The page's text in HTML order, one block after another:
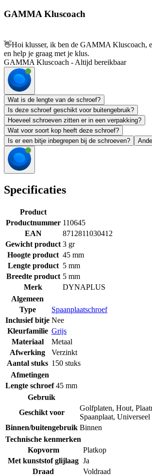
GAMMA Kluscoach
👋Hoi klusser, ik ben de GAMMA Kluscoach,
en help je graag met je klus.
GAMMA Kluscoach - Altijd bereikbaar
Wat is de lengte van de schroef?
Is deze schroef geschikt voor buitengebruik?
Hoeveel schroeven zitten er in een verpakking?
Wat voor soort kop heeft deze schroef?
Is er een bitje inbegrepen bij de schroeven?
Specificaties
Product
Productnummer 110645
EAN
8712811030412
Gewicht product 3 gr
Hoogte product 45 mm
Lengte product 5 mm
Breedte product 5 mm
Merk
DYNAPLUS
Algemeen
Type
Spaanplaatschroef
Inclusief bitje Nee
Kleurfamilie Grijs
Materiaal
Metaal
Afwerking
Verzinkt
Aantal stuks 150 stuks
Afmetingen
Lengte schroef 45 mm
Gebruik
Geschikt voor
Golfplaten, Hout,
Spaanplaat, Universeel
Binnen/buitengebruik Binnen
Technische kenmerken
Kopvorm
Platkop
Met kunststof glijlaag Ja
Draad
Voldraad